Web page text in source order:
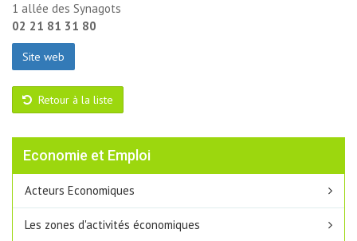
1 allée des Synagots
02 21 81 31 80
Site web
Retour à la liste
Economie et Emploi
Acteurs Economiques
Les zones d'activités économiques